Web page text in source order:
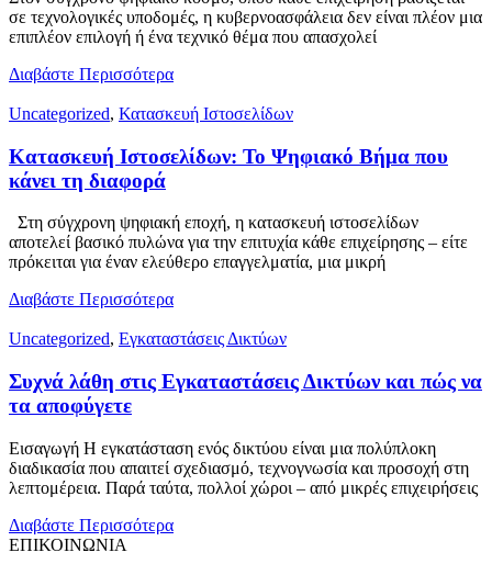
σε τεχνολογικές υποδομές, η κυβερνοασφάλεια δεν είναι πλέον μια
επιπλέον επιλογή ή ένα τεχνικό θέμα που απασχολεί
Διαβάστε Περισσότερα
Uncategorized, Κατασκευή Ιστοσελίδων
Κατασκευή Ιστοσελίδων: Το Ψηφιακό Βήμα που
κάνει τη διαφορά
Στη σύγχρονη ψηφιακή εποχή, η κατασκευή ιστοσελίδων
αποτελεί βασικό πυλώνα για την επιτυχία κάθε επιχείρησης – είτε
πρόκειται για έναν ελεύθερο επαγγελματία, μια μικρή
Διαβάστε Περισσότερα
Uncategorized, Εγκαταστάσεις Δικτύων
Συχνά λάθη στις Εγκαταστάσεις Δικτύων και πώς να
τα αποφύγετε
Εισαγωγή Η εγκατάσταση ενός δικτύου είναι μια πολύπλοκη
διαδικασία που απαιτεί σχεδιασμό, τεχνογνωσία και προσοχή στη
λεπτομέρεια. Παρά ταύτα, πολλοί χώροι – από μικρές επιχειρήσεις
Διαβάστε Περισσότερα
ΕΠΙΚΟΙΝΩΝΙΑ